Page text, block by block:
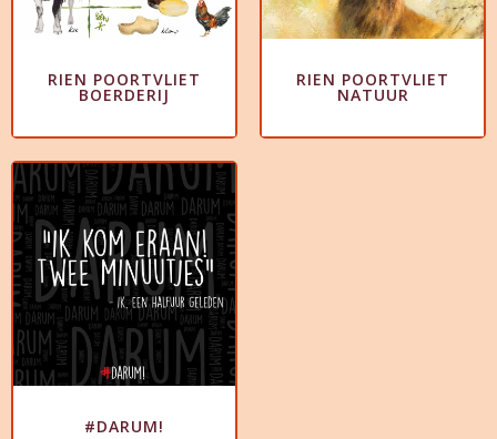
RIEN POORTVLIET
BOERDERIJ
RIEN POORTVLIET
NATUUR
#DARUM!